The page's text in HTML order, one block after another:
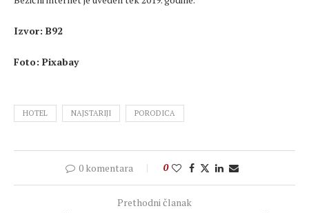
Izvor: B92
Foto: Pixabay
HOTEL NAJSTARIJI PORODICA
0 komentara 0
Prethodni članak